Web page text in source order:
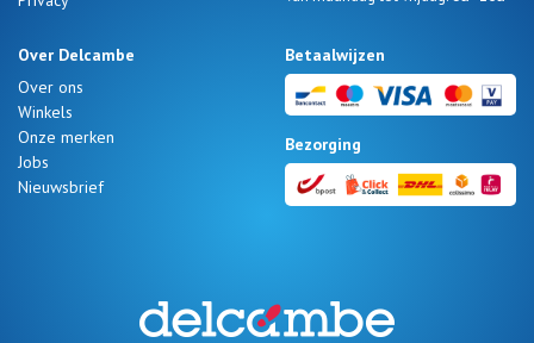
Over Delcambe
Over ons
Winkels
Onze merken
Jobs
Nieuwsbrief
Betaalwijzen
Bezorging